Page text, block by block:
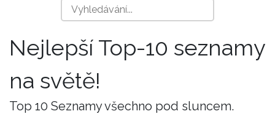
Nejlepší Top-10 seznamy
na světě!
Top 10 Seznamy všechno pod sluncem.